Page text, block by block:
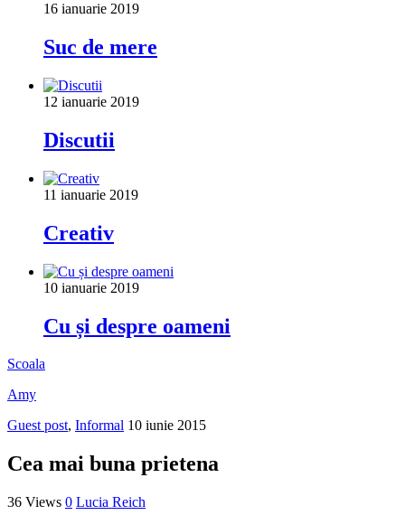
16 ianuarie 2019
Suc de mere
12 ianuarie 2019
Discutii
11 ianuarie 2019
Creativ
10 ianuarie 2019
Cu și despre oameni
Scoala
Amy
Guest post, Informal 10 iunie 2015
Cea mai buna prietena
36 Views 0 Lucia Reich